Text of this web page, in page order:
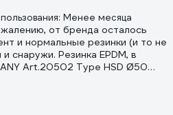
Менее месяца
от бренда осталось
и нормальные резинки (и то не
снаружи. Резинка EPDM, в
Art.20502 Type HSD Ø50
NRW